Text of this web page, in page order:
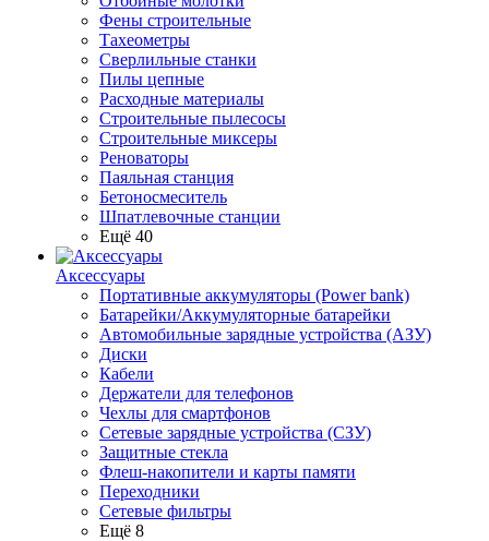
Фены строительные
Тахеометры
Сверлильные станки
Пилы цепные
Расходные материалы
Строительные пылесосы
Строительные миксеры
Реноваторы
Паяльная станция
Бетоносмеситель
Шпатлевочные станции
Ещё 40
Аксессуары
Портативные аккумуляторы (Power bank)
Батарейки/Аккумуляторные батарейки
Автомобильные зарядные устройства (АЗУ)
Диски
Кабели
Держатели для телефонов
Чехлы для смартфонов
Сетевые зарядные устройства (СЗУ)
Защитные стекла
Флеш-накопители и карты памяти
Переходники
Сетевые фильтры
Ещё 8